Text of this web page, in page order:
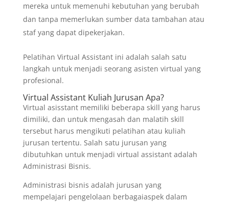
mereka untuk memenuhi kebutuhan yang berubah
dan tanpa memerlukan sumber data tambahan atau
staf yang dapat dipekerjakan.
Pelatihan Virtual Assistant ini adalah salah satu
langkah untuk menjadi seorang asisten virtual yang
profesional.
Virtual Assistant Kuliah Jurusan Apa?
Virtual asisstant memiliki beberapa skill yang harus
dimiliki, dan untuk mengasah dan malatih skill
tersebut harus mengikuti pelatihan atau kuliah
jurusan tertentu. Salah satu jurusan yang
dibutuhkan untuk menjadi virtual assistant adalah
Administrasi Bisnis.
Administrasi bisnis adalah jurusan yang
mempelajari pengelolaan berbagaiaspek dalam